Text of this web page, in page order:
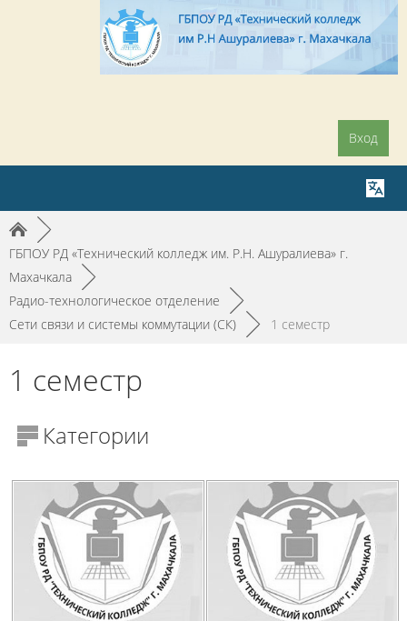
Вход
►
ГБПОУ РД «Технический колледж им. Р.Н. Ашуралиева» г.
Махачкала
►
Радио-технологическое отделение
►
Сети связи и системы коммутации (СК)
► 1 семестр
1 семестр
Категории